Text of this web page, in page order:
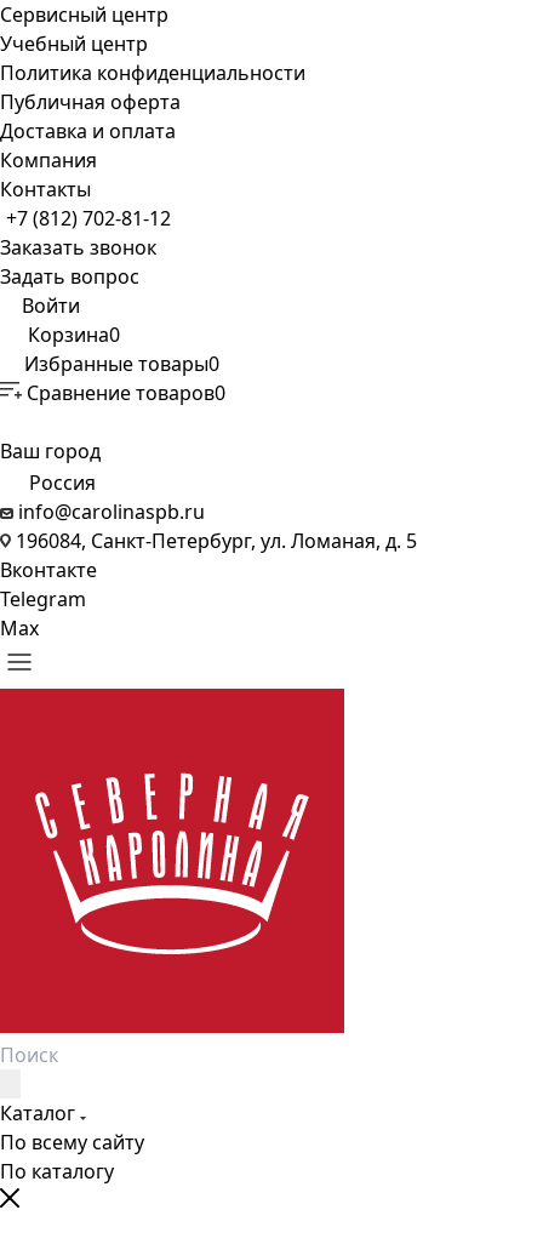
Сервисный центр
Учебный центр
Политика конфиденциальности
Публичная оферта
Доставка и оплата
Компания
Контакты
+7 (812) 702-81-12
Заказать звонок
Задать вопрос
Войти
Корзина0
Избранные товары0
Сравнение товаров0
Ваш город
Россия
info@carolinaspb.ru
196084, Санкт-Петербург, ул. Ломаная, д. 5
Вконтакте
Telegram
Max
Каталог
По всему сайту
По каталогу